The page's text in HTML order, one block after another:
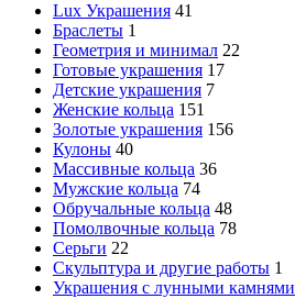
Lux Украшения 41
Браслеты 1
Геометрия и минимал 22
Готовые украшения 17
Детские украшения 7
Женские кольца 151
Золотые украшения 156
Кулоны 40
Массивные кольца 36
Мужские кольца 74
Обручальные кольца 48
Помолвочные кольца 78
Серьги 22
Скульптура и другие работы 1
Украшения с лунными камнями